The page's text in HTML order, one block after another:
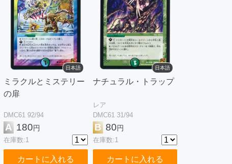
日本語
ミラクルとミステリー
の扉
DMC61 92/94
A 180円
在庫数:1
カートに入れる
日本語
ナチュラル・トラップ
レア
DMC61 31/94
B 80円
在庫数:1
カートに入れる